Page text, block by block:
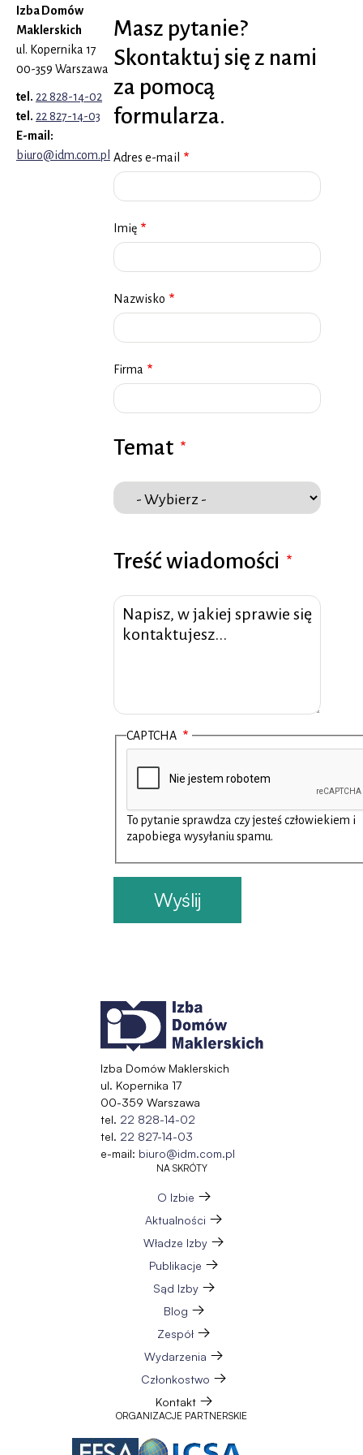
Izba Domów
Maklerskich
ul. Kopernika 17
00-359 Warszawa
tel. 22 828-14-02
tel. 22 827-14-03
E-mail:
biuro@idm.com.pl
Masz pytanie?
Skontaktuj się z nami
za pomocą
formularza.
Adres e-mail
Imię
Nazwisko
Firma
Temat
Temat
Treść wiadomości
CAPTCHA
To pytanie sprawdza czy jesteś człowiekiem i
zapobiega wysyłaniu spamu.
Izba Domów Maklerskich
ul. Kopernika 17
00-359 Warszawa
tel. 22 828-14-02
tel. 22 827-14-03
e-mail: biuro@idm.com.pl
NA SKRÓTY
O Izbie
Aktualności
Władze Izby
Publikacje
Sąd Izby
Blog
Zespół
Wydarzenia
Członkostwo
Kontakt
ORGANIZACJE PARTNERSKIE